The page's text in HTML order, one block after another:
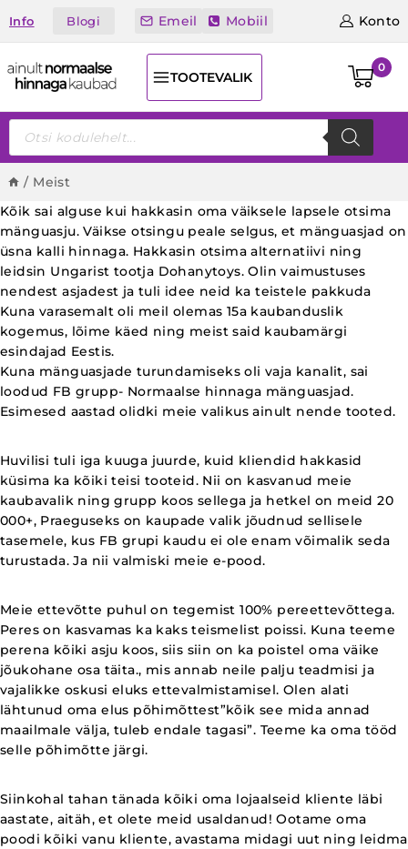
toInfo Blogi Emeil Mobiil Konto
TOOTEVALIK
0
Products
search
/ Meist
Kõik sai alguse kui hakkasin oma väiksele lapsele otsima
mänguasju. Väikse otsingu peale selgus, et mänguasjad on
üsna kalli hinnaga. Hakkasin otsima alternatiivi ning
leidsin Ungarist tootja Dohanytoys. Olin vaimustuses
nendest asjadest ja tuli idee neid ka teistele pakkuda
Kuna varasemalt oli meil olemas 15a kaubanduslik
kogemus, lõime käed ning meist said kaubamärgi
esindajad Eestis.
Kuna mänguasjade turundamiseks oli vaja kanalit, sai
loodud FB grupp- Normaalse hinnaga mänguasjad.
Esimesed aastad olidki meie valikus ainult nende tooted.
Huvilisi tuli iga kuuga juurde, kuid kliendid hakkasid
küsima ka kõiki teisi tooteid. Nii on kasvanud meie
kaubavalik ning grupp koos sellega ja hetkel on meid 20
000+, Praeguseks on kaupade valik jõudnud sellisele
tasemele, kus FB grupi kaudu ei ole enam võimalik seda
turustada. Ja nii valmiski meie e-pood.
Meie ettevõtte puhul on tegemist 100% pereettevõttega.
Peres on kasvamas ka kaks teismelist poissi. Kuna teeme
perena kõiki asju koos, siis siin on ka poistel oma väike
jõukohane osa täita., mis annab neile palju teadmisi ja
vajalikke oskusi eluks ettevalmistamisel. Olen alati
lähtunud oma elus põhimõttest”kõik see mida annad
maailmale välja, tuleb endale tagasi”. Teeme ka oma tööd
selle põhimõtte järgi.
Siinkohal tahan tänada kõiki oma lojaalseid kliente läbi
aastate, aitäh, et olete meid usaldanud! Ootame oma
poodi kõiki vanu kliente, avastama midagi uut ning leidma